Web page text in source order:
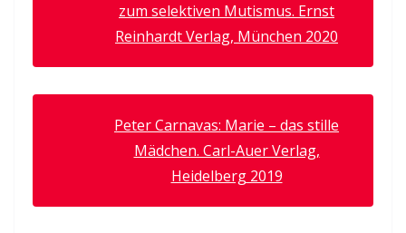
zum selektiven Mutismus. Ernst
Reinhardt Verlag, München 2020
Peter Carnavas: Marie – das stille
Mädchen. Carl-Auer Verlag,
Heidelberg 2019